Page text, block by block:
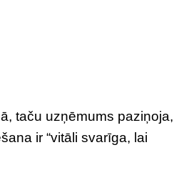
taču uzņēmums paziņoja,
ir “vitāli svarīga, lai